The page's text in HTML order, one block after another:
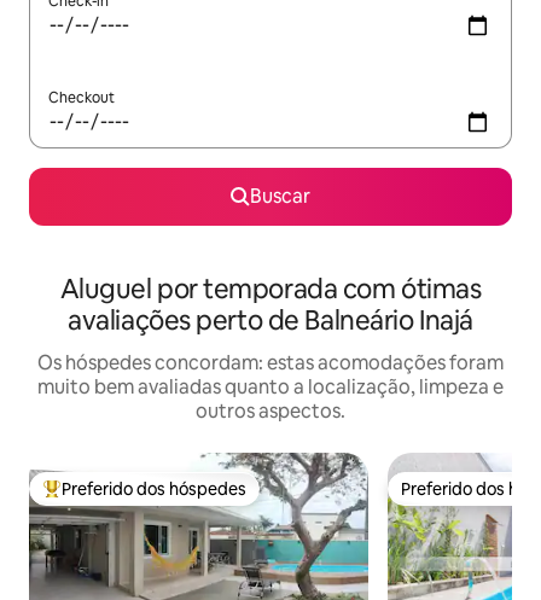
Checkout
Buscar
Aluguel por temporada com ótimas
avaliações perto de Balneário Inajá
Os hóspedes concordam: estas acomodações foram
muito bem avaliadas quanto a localização, limpeza e
outros aspectos.
Entre os melhores preferidos dos hóspedes
Preferido dos hóspedes Preferido dos
Preferido dos